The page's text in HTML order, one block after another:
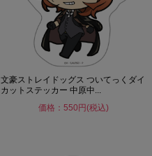
文豪ストレイドッグス ついてっくダイ
カットステッカー 中原中...
価格：550円(税込)